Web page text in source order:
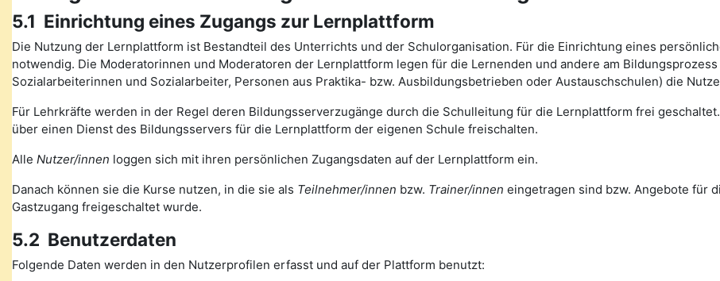
5.1 Einrichtung eines Zugangs zur Lernplattform
Die Nutzung der Lernplattform ist Bestandteil des Unterrichts und der Schulorganisation. Für die Einrichtung eines
notwendig. Die Moderatorinnen und Moderatoren der Lernplattform legen für die Lernenden und andere am
Sozialarbeiterinnen und Sozialarbeiter, Personen aus Praktika- bzw. Ausbildungsbetrieben oder Austauschschulen) die
Für Lehrkräfte werden in der Regel deren Bildungsserverzugänge durch die Schulleitung für die Lernplattform frei
über einen Dienst des Bildungsservers für die Lernplattform der eigenen Schule freischalten.
Alle Nutzer/innen loggen sich mit ihren persönlichen Zugangsdaten auf der Lernplattform ein.
Danach können sie die Kurse nutzen, in die sie als Teilnehmer/innen bzw. Trainer/innen eingetragen sind bzw. Angebote für
Gastzugang freigeschaltet wurde.
5.2 Benutzerdaten
Folgende Daten werden in den Nutzerprofilen erfasst und auf der Plattform benutzt: